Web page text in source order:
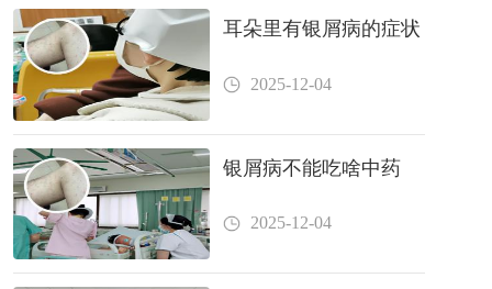
耳朵里有银屑病的症状
2025-12-04
银屑病不能吃啥中药
2025-12-04